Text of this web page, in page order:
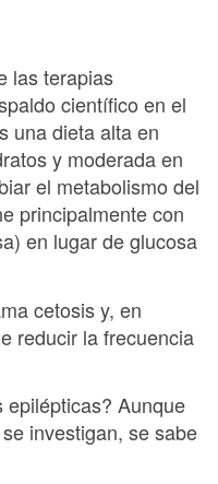
las terapias
científico en el
una dieta alta en
y moderada en
el metabolismo del
principalmente con
en lugar de glucosa
cetosis y, en
reducir la frecuencia
epilépticas? Aunque
investigan, se sabe